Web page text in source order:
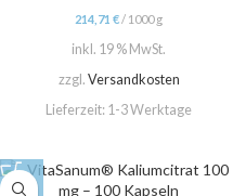
214,71 €/ 1000 g
inkl. 19 % MwSt.
zzgl. Versandkosten
Lieferzeit: 1-3 Werktage